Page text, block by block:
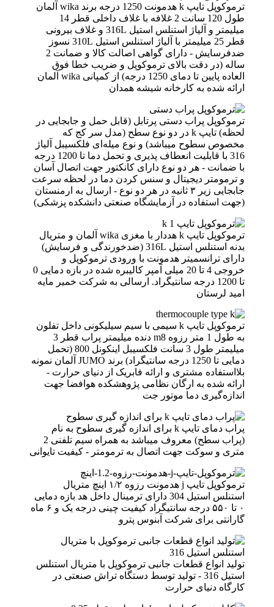
ترموکوپل تایپ k هدمونت 1250 درجه برند wika آلمان
طول 120 سانت 2 غلافه با غلاف داخلی قطر 14
میلیمتر و آلیاژ استنلس استیل 316L و غلاف بیرونی
قطر 25 میلیمتر با آلیاژ استنلس استیل 310L نسوز
ضدفرسایش - دارای گواهی اصالت کالا و ضمانت 2
ساله (در دقت بالای ترموکوپل و ضریب خطا فوق
العاده پایین تا دمای 1250 درجه) از کمپانی wika آلمان‌
ارائه شده به کارخانه شیشه همدان
ترموکوپل پراب دستی پرتابل (قابل حمل و جابجایی در
لحظه) تایپ k در دو نوع سطح (مدل سر کج که
مخصوص سطوح میباشد) و نوع میله‌ای فلکسیبل آلیاژ
316 با قابلیت انعطاف پذیری و تحمل دما تا 1200 درجه
با ضمانت - هر دو نوع دارای کانکتور جهت اتصال آسان
و ترمومتر دیجیتال و سنس کردن‌ دما در لحظه سرعت
جابجایی زیر ۳ ثانیه در هر دو نوع - ارسال به ارمنستان
(جهت استفاده در آزمایشگاه صنعتی دانشکده پزشکی)
ترموکوپل تایپ k هددار با مغزی wika آلمان و متریال
بدنه استنلس استیل 316L (ضدخورندگی و فرسایش)
دارای ترانسمیتر هدمونت با ورودی ترموکوپل و
خروجی 4 تا 20 میلی آمپر کالیبره شده در بازه دمایی 0
تا 1200 درجه سانتیگراد. ارسالی به شرکت خمیر مایه
امید لرستان
ترموکوپل تایپ k سیمی با سیم سیلیکونی داخل تفلون
به طول 1 متر رزوه m8 دنده میلیمتر پراب قطر 3
میلیمتر طول 3 سانت فلکسیبل اینکونل 800 (تحمل
دمایی تا 1250 درجه سانتیگراد) برند JUMO آلمان نمونه
بلااستفاده مشتری و ارائه فابریک از دنیای حرارت -
ارائه شده به ارگان نظامی پژوهشکده هوافضا جهت
اندازه‌گیری دما موتور جت
پراب دمای تایپ k برای اندازه گیری سطوح به نام
(پراب سطح) معروف میباشد به همراه سیم تلفنی 2
متری و سوکت جهت اتصال به ترمومتر - کیفیت تایوانی
ترموکوپل تایپ j هدمونت رزوه ۱/۲ اینچ متریال
استنلس استیل 304 دارای ترمینال داخل هد بازه دمایی
۰ تا ۵۵۰ درجه سانتیگراد کیفیت چینی درجه یک و ۶ ماه
گارانتی برای شرکت آبنوس پترو
تولید انواع قطعات جانبی ترموکوپل با متریال استنلس
استیل 316 - تولید توسط دستگاه تراش صنعتی در
کارگاه دنیای حرارت